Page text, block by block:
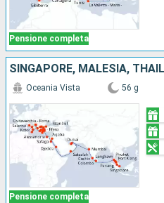
Pensione completa
Pensione completa
Oceania Vista 56 g